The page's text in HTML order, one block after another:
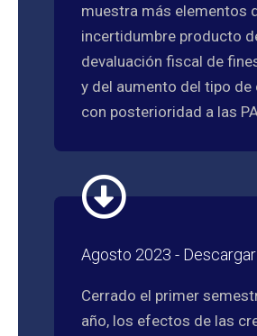
muestra más elementos
incertidumbre producto
devaluación fiscal de
y del aumento del tipo de
con posterioridad a las
Agosto 2023 - Descargar
Cerrado el primer
año, los efectos de las